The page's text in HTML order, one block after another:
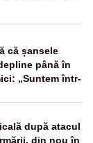
că șansele
până în
„Suntem într-
după atacul
din nou în